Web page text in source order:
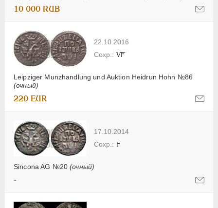
10 000 RUB
22.10.2016
Leipziger Munzhandlung und Auktion Heidrun Hohn №86
(очный)
VF
220 EUR
17.10.2014
Sincona AG №20(очный)
F
-